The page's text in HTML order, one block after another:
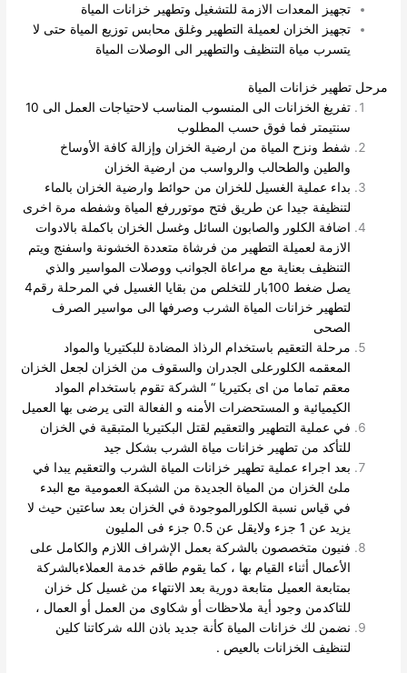
تجهيز المعدات الازمة للتشغيل وتطهير خزانات المياة
تجهيز الخزان لعميلة التطهير وغلق محابس توزيع المياة حتى لا
يتسرب مياة التنظيف والتطهير الى الوصلات المياة
مرحل تطهير خزانات المياة
تفريغ الخزانات الى المنسوب المناسب لاحتياجات العمل الى 10
سنتيمتر فما فوق حسب المطلوب
شفط ونزح المياة من ارضية الخزان وإزالة كافة الأوساخ
والطين والطحالب والرواسب من ارضية الخزان
بداء عملية الغسيل للخزان من حوائط وارضية الخزان بالماء
لتنظيفة جيدا عن طريق فتح موتوررفع المياة وشفطه مرة اخرى
اضافة الكلور والصابون السائل وغسل الخزان باكملة بالادوات
الازمة لعميلة التطهير من فرشاة متعددة الخشونة واسفنج ويتم
التنظيف بعناية مع مراعاة الجوانب ووصلات المواسير والذي
يصل ضغط 100بار للتخلص من بقايا الغسيل في المرحلة رقم4
لتطهير خزانات المياة الشرب وصرفها الى مواسير الصرف
الصحى
مرحلة التعقيم باستخدام الرذاذ المضادة للبكتيريا والمواد
المعقمه الكلورعلى الجدران والسقوف من الخزان لجعل الخزان
معقم تماما من اى بكتيريا “ الشركة تقوم باستخدام المواد
الكيميائية و المستحضرات الأمنه و الفعالة التى يرضى بها العميل
في عملية التطهير والتعقيم لقتل البكتيريا المتبقية في الخزان
للتأكد من تطهير خزانات مياة الشرب بشكل جيد
بعد اجراء عملية تطهير خزانات المياة الشرب والتعقيم يبدا في
ملئ الخزان من المياة الجديدة من الشبكة العمومية مع البدء
في قياس نسبة الكلورالموجودة في الخزان بعد ساعتين حيث لا
يزيد عن 1 جزء ولايقل عن 0.5 جزء فى المليون
فنيون متخصصون بالشركة بعمل الإشراف اللازم والكامل على
الأعمال أثناء القيام بها ، كما يقوم طاقم خدمة العملاءبالشركة
بمتابعة العميل متابعة دورية بعد الانتهاء من غسيل كل خزان
للتاكدمن وجود أية ملاحظات أو شكاوى من العمل أو العمال ،
نضمن لك خزانات المياة كأنة جديد باذن الله شركاتنا كلين
لتنظيف الخزانات بالعيص .